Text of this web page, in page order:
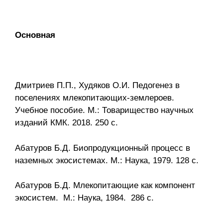
Основная
Дмитриев П.П., Худяков О.И. Педогенез в
поселениях млекопитающих-землероев.
Учебное пособие. М.: Товарищество научных
изданий КМК. 2018. 250 с.
Абатуров Б.Д. Биопродукционный процесс в
наземных экосистемах. М.: Наука, 1979. 128 с.
Абатуров Б.Д. Млекопитающие как компонент
экосистем. М.: Наука, 1984. 286 с.